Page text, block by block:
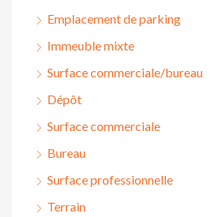
Emplacement de parking
Immeuble mixte
Surface commerciale/bureau
Dépôt
Surface commerciale
Bureau
Surface professionnelle
Terrain